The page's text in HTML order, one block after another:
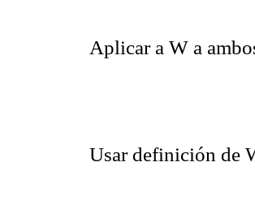
Aplicar a W a
Usar definición de